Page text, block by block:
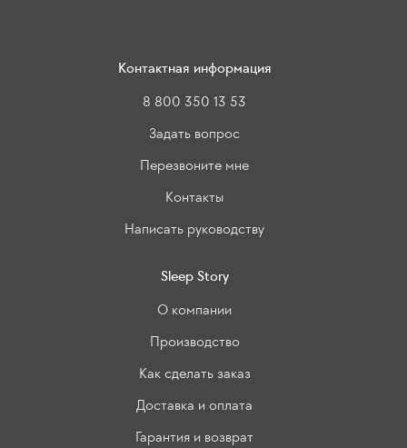
Контактная информация
8 800 350 13 53
Задать вопрос
Перезвоните мне
Контакты
Написать руководству
Sleep Story
О компании
Производство
Как сделать заказ
Доставка и оплата
Гарантия и возврат